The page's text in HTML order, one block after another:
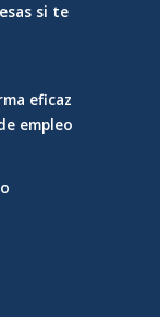
si te
eficaz
empleo